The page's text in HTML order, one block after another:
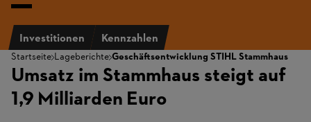
Investitionen Kennzahlen
Startseite Lageberichte Geschäftsentwicklung STIHL Stammhaus
Umsatz im Stammhaus steigt auf
1,9 Milliarden Euro